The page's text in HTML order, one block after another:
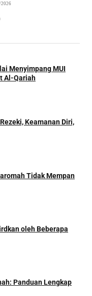
Menyimpang MUI
Al-Qariah
Keamanan Diri,
Tidak Mempan
oleh Beberapa
Panduan Lengkap